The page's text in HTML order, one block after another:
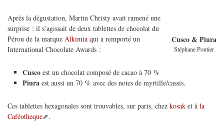
Cusco & Piura
Stéphane Pontier
Après la dégustation, Martin Christy avait ramené une
surprise : il s’agissait de deux tablettes de chocolat du
Pérou de la marque Alkimia qui a remporté un
International Chocolate Awards :
Cusco est un chocolat composé de cacao à 70 %
Piura est aussi un 70 % avec des notes de myrtille/cassis.
Ces tablettes hexagonales sont trouvables, sur paris, chez kosak et à la
Caféotheque
.